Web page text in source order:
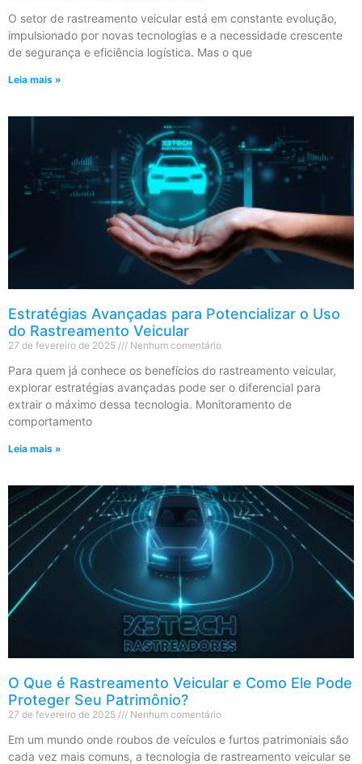
O setor de rastreamento veicular está em constante evolução,
impulsionado por novas tecnologias e a necessidade crescente
de segurança e eficiência logística. Mas o que
Leia mais »
Estratégias Avançadas para Potencializar o Uso
do Rastreamento Veicular
27 de fevereiro de 2025 Nenhum comentário
Para quem já conhece os benefícios do rastreamento veicular,
explorar estratégias avançadas pode ser o diferencial para
extrair o máximo dessa tecnologia. Monitoramento de
comportamento
Leia mais »
O Que é Rastreamento Veicular e Como Ele Pode
Proteger Seu Patrimônio?
27 de fevereiro de 2025 Nenhum comentário
Em um mundo onde roubos de veículos e furtos patrimoniais são
cada vez mais comuns, a tecnologia de rastreamento veicular se